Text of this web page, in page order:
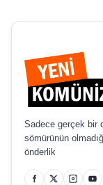
Sadece gerçek bir
sömürünün
önderlik